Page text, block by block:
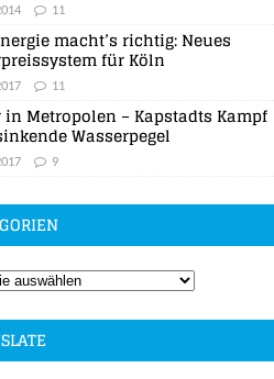
11
macht’s richtig: Neues
für Köln
11
in Metropolen – Kapstadts Kampf
Wasserpegel
9